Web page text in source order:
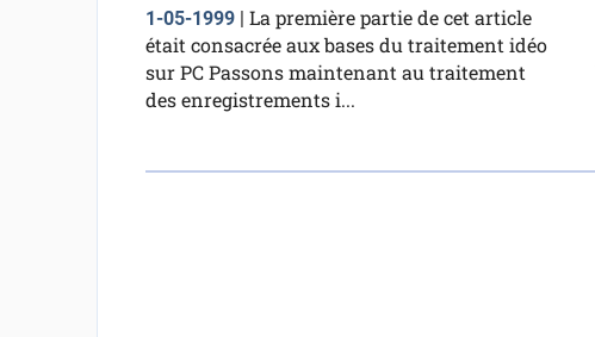
1-05-1999| La première partie de cet article
était consacrée aux bases du traitement idéo
sur PC Passons maintenant au traitement
des enregistrements i...